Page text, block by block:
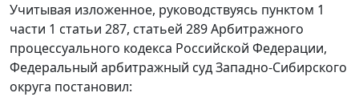
Учитывая изложенное, руководствуясь пунктом 1
части 1 статьи 287, статьей 289Арбитражного
процессуального кодекса Российской Федерации,
Федеральный арбитражный суд Западно-Сибирского
округа постановил: